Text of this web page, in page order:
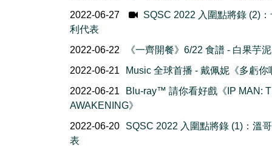
2022-06-27
SQSC 2022 入圍點將錄 (2)
利代表
2022-06-22
《一齊開餐》6/22 食譜 - 白果芋泥
2022-06-21
Music 全球首播 - 戴佩妮《多虧你
2022-06-21
Blu-ray™ 請你看好戲《IP MAN:
AWAKENING》
2022-06-20
SQSC 2022 入圍點將錄 (1)：溫
表